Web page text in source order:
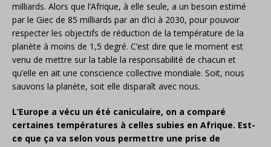
milliards. Alors que l’Afrique, à elle seule, a un besoin estimé
par le Giec de 85 milliards par an d’ici à 2030, pour pouvoir
respecter les objectifs de réduction de la température de la
planète à moins de 1,5 degré. C’est dire que le moment est
venu de mettre sur la table la responsabilité de chacun et
qu’elle en ait une conscience collective mondiale. Soit, nous
sauvons la planète, soit elle disparaît avec nous.
L’Europe a vécu un été caniculaire, on a comparé
certaines températures à celles subies en Afrique. Est-
ce que ça va selon vous permettre une prise de